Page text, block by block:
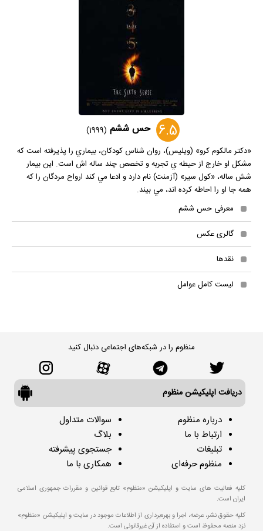
6.5 حس ششم (1999)
«دکتر مالکوم کرو» (ويليس)، روان شناس کودکان، بيماري را پذيرفته است که
مشکل او خارج از حيطه ي تجربه و تخصص چند ساله اش است. اين بيمار
شش ساله، «کول سير» (آزمنت) نام دارد و ادعا مي کند ارواح مردگان را که
همه جا او را احاطه کرده اند، مي بيند.
معرفی حس ششم
گالری عکس
نقدها
لیست کامل عوامل
منظوم را در شبکه‌های اجتماعی دنبال کنید
دریافت اپلیکیشن منظوم
درباره منظوم
ارتباط با ما
تبلیغات
منظوم حرفه‌ای
سوالات متداول
بلاگ
جستجوی پیشرفته
همکاری با ما
کلیه فعالیت های سایت و اپلیکیشن «منظوم» تابع قوانین و مقررات جمهوری اسلامی
ایران است.
کلیه حقوق نشر، عرضه، اجرا و بهره‌برداری از اطلاعات موجود در سایت و اپلیکیشن «منظوم»
نزد منصه محفوظ است و استفاده از آن غیرقانونی است.